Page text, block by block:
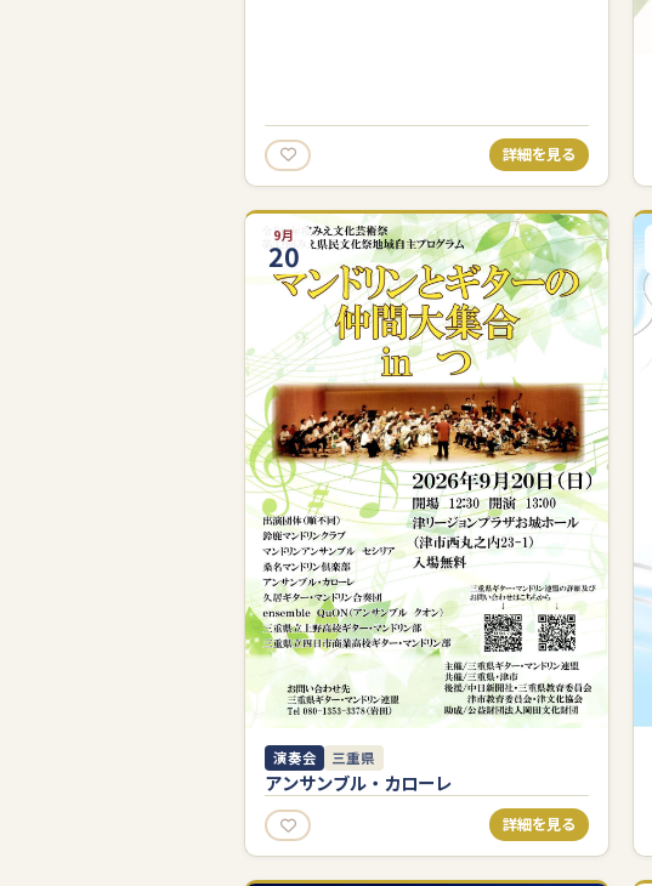
詳細を見る
9月
20
演奏会 三重県
アンサンブル・カローレ
詳細を見る